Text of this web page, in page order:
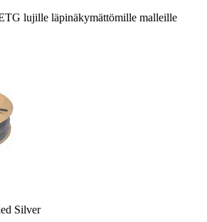
lujille läpinäkymättömille malleille
Silver